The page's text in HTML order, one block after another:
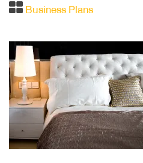
Business Plans